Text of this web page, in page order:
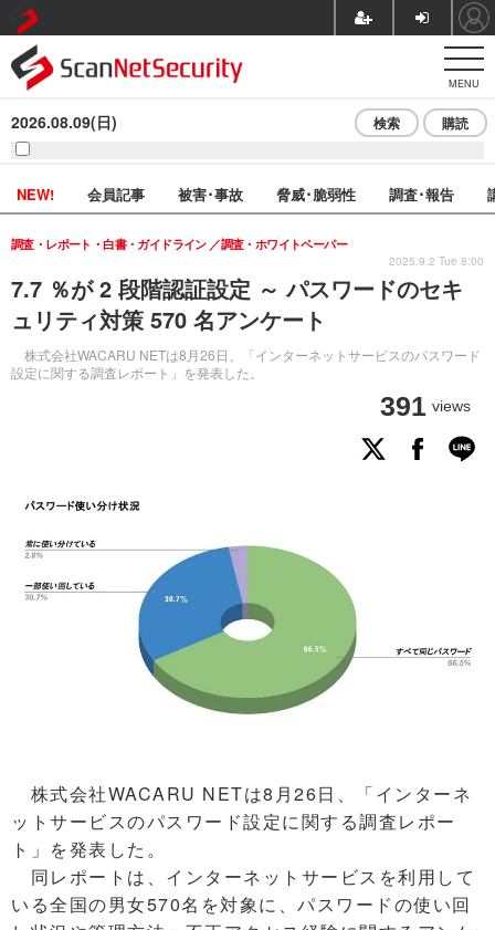
MENU
2026.08.09(日) 検索 購読
NEW! 会員記事 被害･事故 脅威･脆弱性 調査･報告
7.7 ％が 2 段階認証設定 ～ パスワードのセキ
ュリティ対策 570 名アンケート
株式会社WACARU NETは8月26日、「インターネットサービスのパスワード
設定に関する調査レポート」を発表した。
調査・レポート・白書・ガイドライン 調査・ホワイトペーパー
391 views
2025.9.2 Tue 8:00
株式会社WACARU NETは8月26日、「インターネ
ットサービスのパスワード設定に関する調査レポー
ト」を発表した。
同レポートは、インターネットサービスを利用して
いる全国の男女570名を対象に、パスワードの使い回